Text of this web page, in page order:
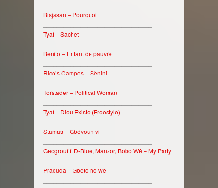
Bisjasan – Pourquoi
Tyaf – Sachet
Benito – Enfant de pauvre
Rico’s Campos – Sènini
Torstader – Political Woman
Tyaf – Dieu Existe (Freestyle)
Stamas – Gbévoun vi
Geogrouf ft D-Blue, Manzor, Bobo Wê – My Party
Praouda – Gbêtô ho wê